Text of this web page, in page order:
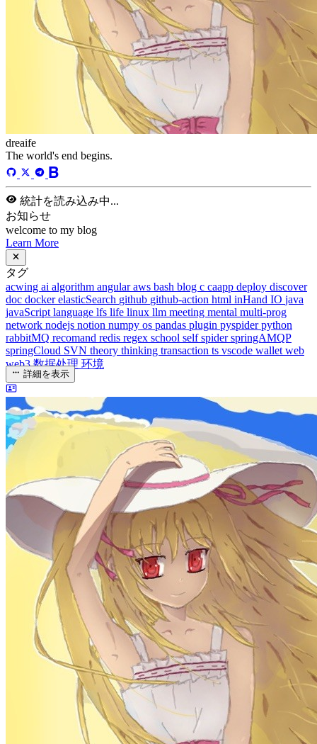
dreaife
The world's end begins.
統計を読み込み中...
お知らせ
welcome to my blog
Learn More
タグ
acwingaialgorithmangularawsbashblogccaappdeploy discover
docdockerelasticSearchgithub github-actionhtmlinHandIOjava
javaScriptlanguagelfslifelinux llmmeetingmentalmulti-prog
networknodejsnotionnumpyospandaspluginpyspiderpython
rabbitMQrecomandredisregexschoolselfspiderspringAMQP
springCloudSVNtheory
web3数据处理